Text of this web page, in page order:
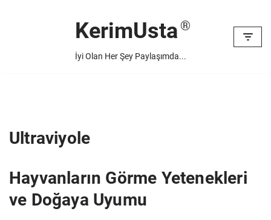
KerimUsta
İyi Olan Her Şey Paylaşımda...
Ultraviyole
Hayvanların Görme Yetenekleri
ve Doğaya Uyumu